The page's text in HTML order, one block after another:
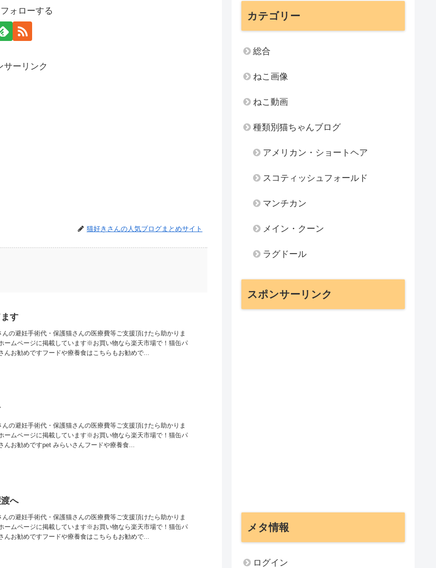
ォローする
サーリンク
猫好きさんの人気ブログまとめサイト
す
の避妊手術代・保護猫さんの医療費等ご支援頂けたら助かりま
ームページに掲載しています※お買い物なら楽天市場で！猫缶パ
んお勧めですフードや療養食はこちらもお勧めで...
の避妊手術代・保護猫さんの医療費等ご支援頂けたら助かりま
ームページに掲載しています※お買い物なら楽天市場で！猫缶パ
んお勧めですpet みらいさんフードや療養食...
へ
の避妊手術代・保護猫さんの医療費等ご支援頂けたら助かりま
ームページに掲載しています※お買い物なら楽天市場で！猫缶パ
んお勧めですフードや療養食はこちらもお勧めで...
カテゴリー
総合
ねこ画像
ねこ動画
種類別猫ちゃんブログ
アメリカン・ショートヘア
スコティッシュフォールド
マンチカン
メイン・クーン
ラグドール
スポンサーリンク
メタ情報
ログイン